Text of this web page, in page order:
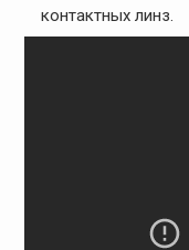
контактных линз.